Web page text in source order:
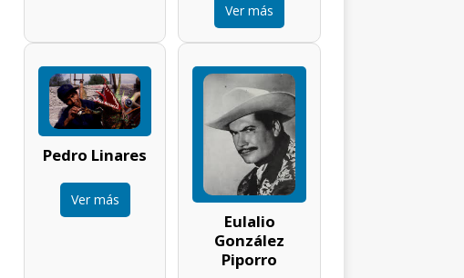
Ver más
Pedro Linares
Ver más
Eulalio
González
Piporro